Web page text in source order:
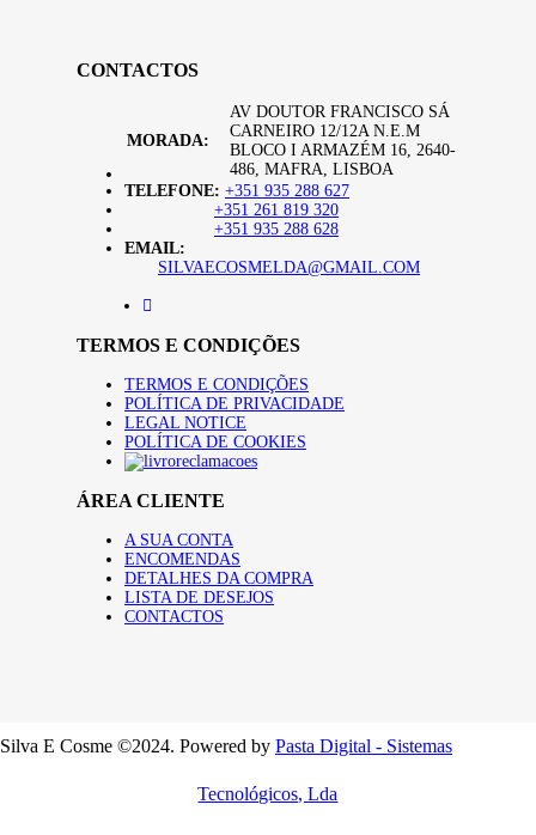
CONTACTOS
MORADA:
AV DOUTOR FRANCISCO SÁ
CARNEIRO 12/12A N.E.M
BLOCO I ARMAZÉM 16, 2640-
486, MAFRA, LISBOA
TELEFONE: +351 935 288 627
+351 261 819 320
+351 935 288 628
EMAIL:
SILVAECOSMELDA@GMAIL.COM
TERMOS E CONDIÇÕES
TERMOS E CONDIÇÕES
POLÍTICA DE PRIVACIDADE
LEGAL NOTICE
POLÍTICA DE COOKIES
ÁREA CLIENTE
A SUA CONTA
ENCOMENDAS
DETALHES DA COMPRA
LISTA DE DESEJOS
CONTACTOS
Silva E Cosme ©2024. Powered by Pasta Digital - Sistemas
Tecnológicos, Lda